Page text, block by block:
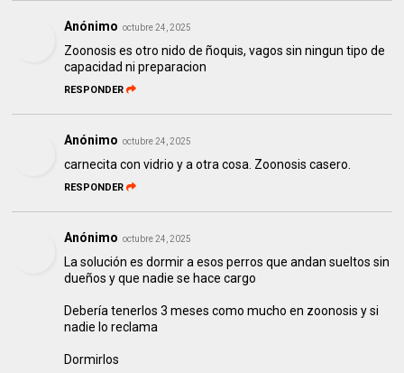
Anónimo octubre 24, 2025
Zoonosis es otro nido de ñoquis, vagos sin ningun tipo de
capacidad ni preparacion
RESPONDER
Anónimo octubre 24, 2025
carnecita con vidrio y a otra cosa. Zoonosis casero.
RESPONDER
Anónimo octubre 24, 2025
La solución es dormir a esos perros que andan sueltos sin
dueños y que nadie se hace cargo
Debería tenerlos 3 meses como mucho en zoonosis y si
nadie lo reclama
Dormirlos